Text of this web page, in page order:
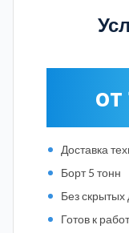
от
Доставка
Борт 5 тонн
Без скрытых
Готов к